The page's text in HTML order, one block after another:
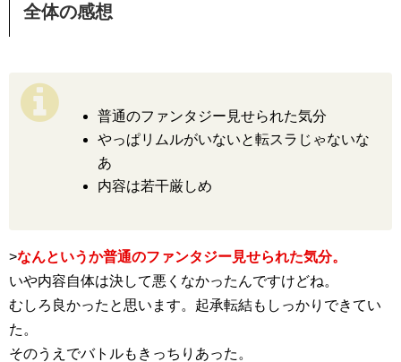
全体の感想
普通のファンタジー見せられた気分
やっぱリムルがいないと転スラじゃないな
あ
内容は若干厳しめ
>なんというか普通のファンタジー見せられた気分。
いや内容自体は決して悪くなかったんですけどね。
むしろ良かったと思います。起承転結もしっかりできてい
た。
そのうえでバトルもきっちりあった。